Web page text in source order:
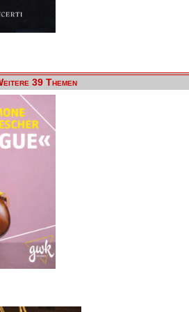
39 Themen